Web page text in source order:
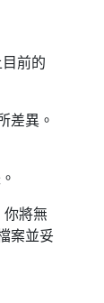
前的
差異。
將無
案並妥